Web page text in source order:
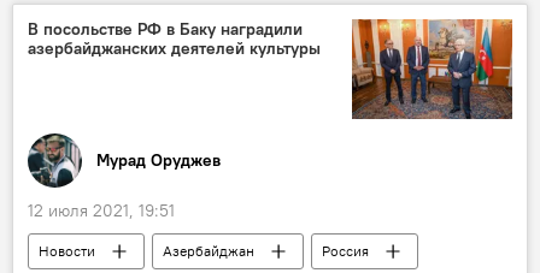
Награждение
Эльман Байрамов
В посольстве РФ в Баку наградили
азербайджанских деятелей культуры
Мурад Оруджев
12 июля 2021, 19:51
Новости Азербайджан Россия